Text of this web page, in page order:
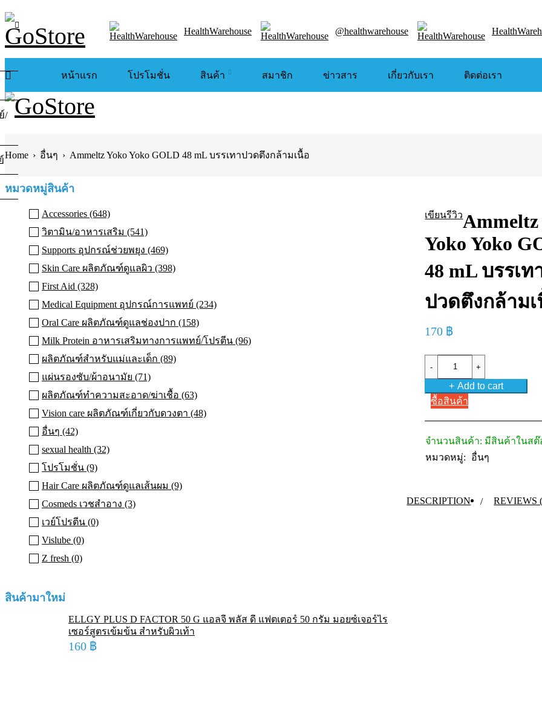
/
HealthWarehouse @healthwarehouse
หน้าแรก โปรโมชั่น สินค้า สมาชิก ข่าวสาร เกี่ยวกับเรา ติดต่อเรา
Home › อื่นๆ › Ammeltz Yoko Yoko GOLD 48 mL บรรเทาปวดตึงกล้ามเนื้อ
หมวดหมู่สินค้า
Accessories (648)
วิตามิน/อาหารเสริม (541)
Supports อุปกรณ์ช่วยพยุง (469)
Skin Care ผลิตภัณฑ์ดูแลผิว (398)
First Aid (328)
Medical Equipment อุปกรณ์การแพทย์ (234)
Oral Care ผลิตภัณฑ์ดูแลช่องปาก (158)
Milk Protein อาหารเสริมทางการแพทย์/โปรตีน (96)
ผลิตภัณฑ์สำหรับแม่และเด็ก (89)
แผ่นรองซับ/ผ้าอนามัย (71)
ผลิตภัณฑ์ทําความสะอาด/ฆ่าเชื้อ (63)
Vision care ผลิตภัณฑ์เกี่ยวกับดวงตา (48)
อื่นๆ (42)
sexual health (32)
โปรโมชั่น (9)
Hair Care ผลิตภัณฑ์ดูแลเส้นผม (9)
Cosmeds เวชสําอาง (3)
เวย์โปรตีน (0)
Vislube (0)
Z fresh (0)
สินค้ามาใหม่
ELLGY PLUS D FACTOR 50 G แอลจี้ พลัส ดี แฟตเตอร์ 50 กรัม มอยซ์เจอร์ไร
เซอร์สูตรเข้มข้น สำหรับผิวเท้า
160 ฿
เขียนรีวิวAmmeltz
Yoko Yoko
48 mL บรรเท
ปวดตึงกล้าม
170 ฿
Yoko
Yoko
48
mL
บรรเทา
ตึง
กล้าม
Add to cart
ซื้อสินค้า
จำนวนสินค้า: มีสินค้าในสต๊
หมวดหมู่:
อื่นๆ
DESCRIPTION REVIEWS